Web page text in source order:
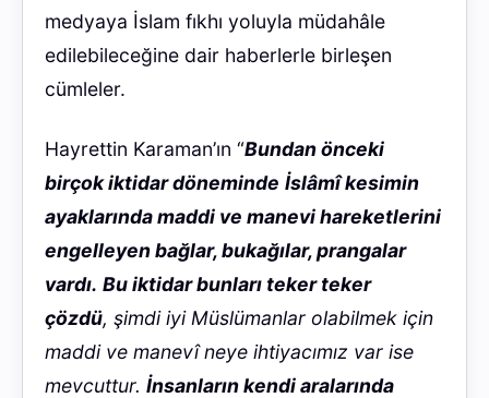
medyaya İslam fıkhı yoluyla müdahâle
edilebileceğine dair haberlerle birleşen
cümleler.
Hayrettin Karaman’ın “Bundan önceki
birçok iktidar döneminde İslâmî kesimin
ayaklarında maddi ve manevi hareketlerini
engelleyen bağlar, bukağılar, prangalar
vardı. Bu iktidar bunları teker teker
çözdü, şimdi iyi Müslümanlar olabilmek için
maddi ve manevî neye ihtiyacımız var ise
mevcuttur. İnsanların kendi aralarında